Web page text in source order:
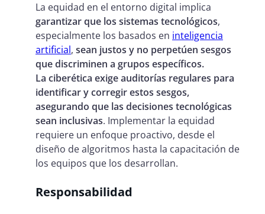
La equidad en el entorno digital implica
garantizar que los sistemas tecnológicos,
especialmente los basados en inteligencia
artificial, sean justos y no perpetúen sesgos
que discriminen a grupos específicos.
La ciberética exige auditorías regulares para
identificar y corregir estos sesgos,
asegurando que las decisiones tecnológicas
sean inclusivas. Implementar la equidad
requiere un enfoque proactivo, desde el
diseño de algoritmos hasta la capacitación de
los equipos que los desarrollan.
Responsabilidad